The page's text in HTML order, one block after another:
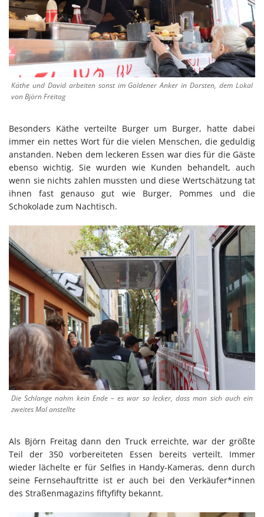
Käthe und David arbeiten sonst im Goldener Anker in Dorsten, dem Lokal
von Björn Freitag
Besonders Käthe verteilte Burger um Burger, hatte dabei
immer ein nettes Wort für die vielen Menschen, die geduldig
anstanden. Neben dem leckeren Essen war dies für die Gäste
ebenso wichtig. Sie wurden wie Kunden behandelt, auch
wenn sie nichts zahlen mussten und diese Wertschätzung tat
ihnen fast genauso gut wie Burger, Pommes und die
Schokolade zum Nachtisch.
Die Schlange nahm kein Ende – es war so lecker, dass man sich auch ein
zweites Mal anstellte
Als Björn Freitag dann den Truck erreichte, war der größte
Teil der 350 vorbereiteten Essen bereits verteilt. Immer
wieder lächelte er für Selfies in Handy-Kameras, denn durch
seine Fernsehauftritte ist er auch bei den Verkäufer*innen
des Straßenmagazins fiftyfifty bekannt.